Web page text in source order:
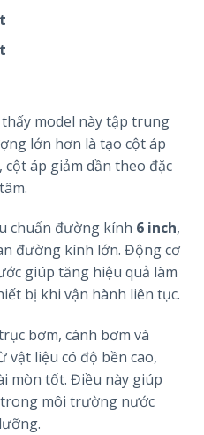
model này tập trung
lớn hơn là tạo cột áp
áp giảm dần theo đặc
chuẩn đường kính 6 inch,
đường kính lớn. Động cơ
giúp tăng hiệu quả làm
bị khi vận hành liên tục.
bơm, cánh bơm và
vật liệu có độ bền cao,
mòn tốt. Điều này giúp
môi trường nước